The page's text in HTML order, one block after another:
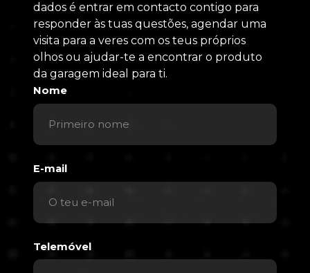
dados é entrar em contacto contigo para
responder às tuas questões, agendar uma
visita para a veres com os teus próprios
olhos ou ajudar-te a encontrar o produto
da garagem ideal para ti.
Nome
E-mail
Telemóvel